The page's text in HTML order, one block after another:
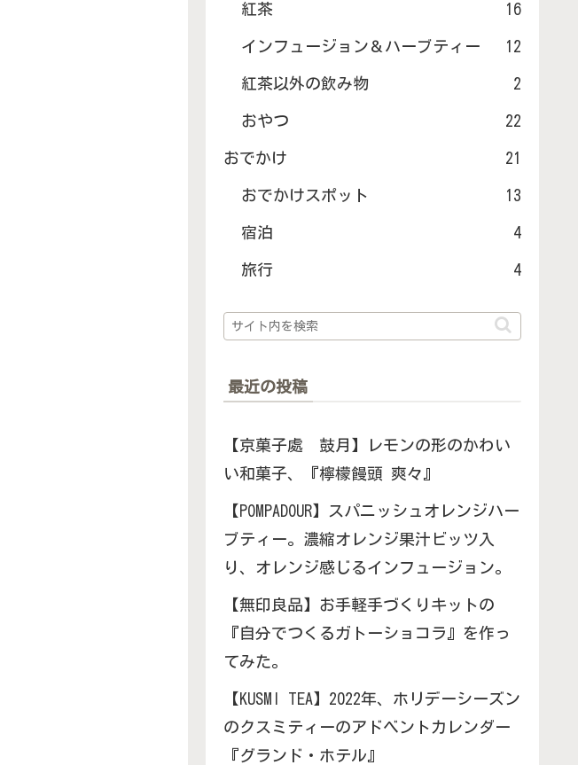
紅茶 16
インフュージョン＆ハーブティー 12
紅茶以外の飲み物 2
おやつ 22
おでかけ 21
おでかけスポット 13
宿泊 4
旅行 4
最近の投稿
【京菓子處 鼓月】レモンの形のかわい
い和菓子、『檸檬饅頭 爽々』
【POMPADOUR】スパニッシュオレンジハー
ブティー。濃縮オレンジ果汁ビッツ入
り、オレンジ感じるインフュージョン。
【無印良品】お手軽手づくりキットの
『自分でつくるガトーショコラ』を作っ
てみた。
【KUSMI TEA】2022年、ホリデーシーズン
のクスミティーのアドベントカレンダー
『グランド・ホテル』